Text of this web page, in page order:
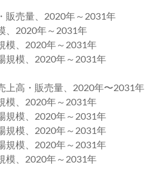
売量、2020年～2031年
2020年～2031年
、2020年～2031年
模、2020年～2031年
高・販売量、2020年〜2031年
、2020年～2031年
模、2020年～2031年
模、2020年～2031年
模、2020年～2031年
、2020年～2031年